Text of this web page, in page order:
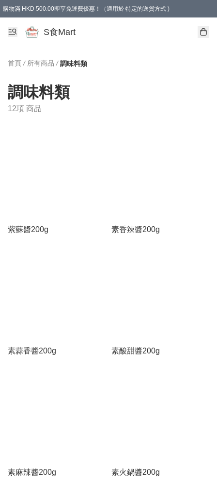
購物滿 HKD 500.00即享免運費優惠！（適用於 特定的送貨方式 )
S食Mart
首頁 / 所有商品 / 調味料類
調味料類
12項 商品
紫蘇醬200g 素香辣醬200g
素蒜香醬200g 素酸甜醬200g
素麻辣醬200g 素火鍋醬200g